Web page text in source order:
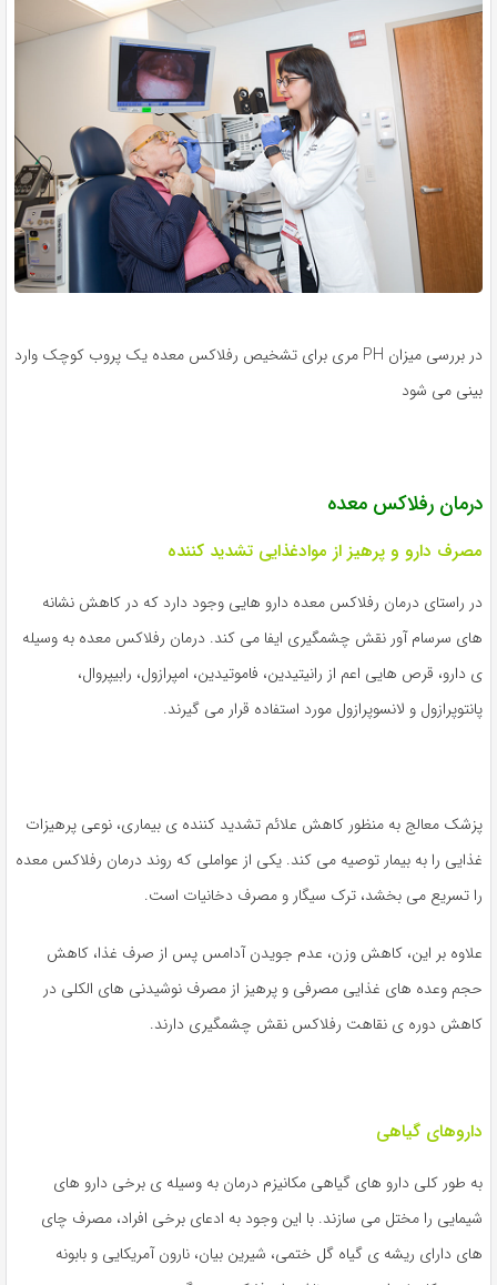
در بررسی میزان PH مری برای تشخیص رفلاکس معده یک پروب کوچک وارد
بینی می شود
درمان رفلاکس معده
مصرف دارو و پرهیز از موادغذایی تشدید کننده
در راستای درمان رفلاکس معده دارو هایی وجود دارد که در کاهش نشانه
های سرسام آور نقش چشمگیری ایفا می کند. درمان رفلاکس معده به وسیله
ی دارو، قرص هایی اعم از رانیتیدین، فاموتیدین، امپرازول، رابیپروال،
پانتوپرازول و لانسوپرازول مورد استفاده قرار می گیرند.
پزشک معالج به منظور کاهش علائم تشدید کننده ی بیماری، نوعی پرهیزات
غذایی را به بیمار توصیه می کند. یکی از عواملی که روند درمان رفلاکس معده
را تسریع می بخشد، ترک سیگار و مصرف دخانیات است.
علاوه بر این، کاهش وزن، عدم جویدن آدامس پس از صرف غذا، کاهش
حجم وعده های غذایی مصرفی و پرهیز از مصرف نوشیدنی های الکلی در
کاهش دوره ی نقاهت رفلاکس نقش چشمگیری دارند.
داروهای گیاهی
به طور کلی دارو های گیاهی مکانیزم درمان به وسیله ی برخی دارو های
شیمایی را مختل می سازند. با این وجود به ادعای برخی افراد، مصرف چای
های دارای ریشه ی گیاه گل ختمی، شیرین بیان، نارون آمریکایی و بابونه